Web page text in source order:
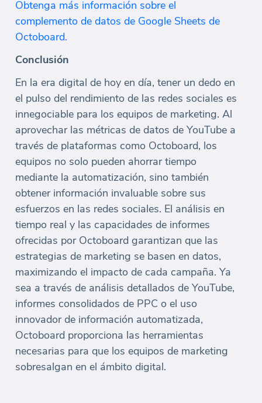
Obtenga más información sobre el
complemento de datos de Google Sheets de
Octoboard.
Conclusión
En la era digital de hoy en día, tener un dedo en
el pulso del rendimiento de las redes sociales es
innegociable para los equipos de marketing. Al
aprovechar las métricas de datos de YouTube a
través de plataformas como Octoboard, los
equipos no solo pueden ahorrar tiempo
mediante la automatización, sino también
obtener información invaluable sobre sus
esfuerzos en las redes sociales. El análisis en
tiempo real y las capacidades de informes
ofrecidas por Octoboard garantizan que las
estrategias de marketing se basen en datos,
maximizando el impacto de cada campaña. Ya
sea a través de análisis detallados de YouTube,
informes consolidados de PPC o el uso
innovador de información automatizada,
Octoboard proporciona las herramientas
necesarias para que los equipos de marketing
sobresalgan en el ámbito digital.